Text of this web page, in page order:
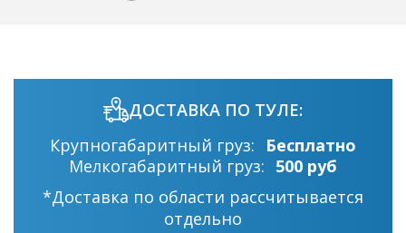
ДОСТАВКА ПО ТУЛЕ:
Крупногабаритный груз:
Бесплатно
Мелкогабаритный груз: 500 руб
*Доставка по области рассчитывается
отдельно